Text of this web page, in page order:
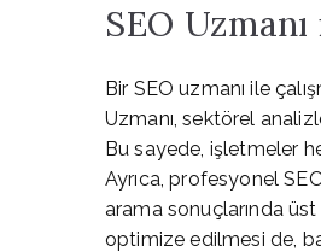
SEO
Bir SEO uzmanı ile
Uzmanı, sektörel
Bu sayede, işletmeler
Ayrıca, profesyonel
arama sonuçlarında üst
optimize edilmesi de,